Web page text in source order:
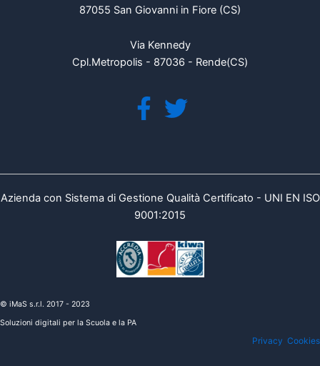
87055 San Giovanni in Fiore (CS)
Via Kennedy
Cpl.Metropolis - 87036 - Rende(CS)
Azienda con Sistema di Gestione Qualità Certificato - UNI EN ISO
9001:2015
© iMaS s.r.l. 2017 - 2023
Soluzioni digitali per la Scuola e la PA
Privacy Cookies